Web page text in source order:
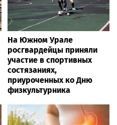
На Южном Урале
росгвардейцы приняли
участие в спортивных
состязаниях,
приуроченных ко Дню
физкультурника